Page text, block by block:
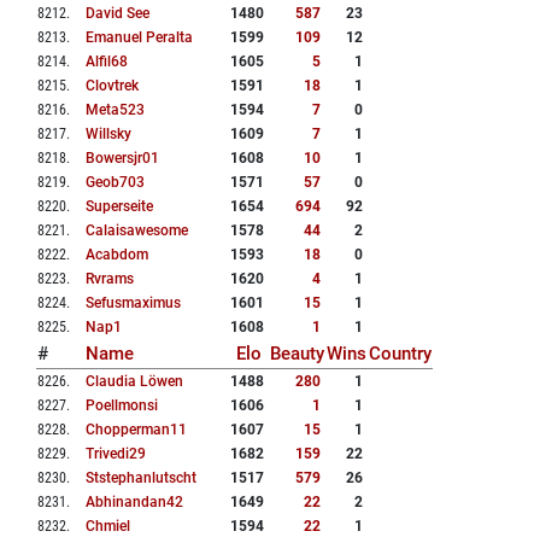
8212. David See 1480 587
23
8213. Emanuel Peralta 1599 109
12
8214. Alfil68 1605 5
1
8215. Clovtrek 1591 18
1
8216. Meta523 1594 7
0
8217. Willsky 1609 7
1
8218. Bowersjr01 1608 10
1
8219. Geob703 1571 57
0
8220. Superseite 1654 694
92
8221 . Calaisawesome 1578 44
2
8222. Acabdom 1593 18
0
8223. Rvrams 1620 4
1
8224. Sefusmaximus 1601 15
1
8225. Nap1 1608 1 1
# Name Elo BeautyWinsCountry
8226. Claudia Löwen 1488 280
1
8227. Poellmonsi 1606 1
1
8228. Chopperman11 1607 15
1
8229. Trivedi29 1682 159
22
8230. Ststephanlutscht 1517 579
26
8231 . Abhinandan42 1649 22
2
8232. Chmiel 1594 22
1